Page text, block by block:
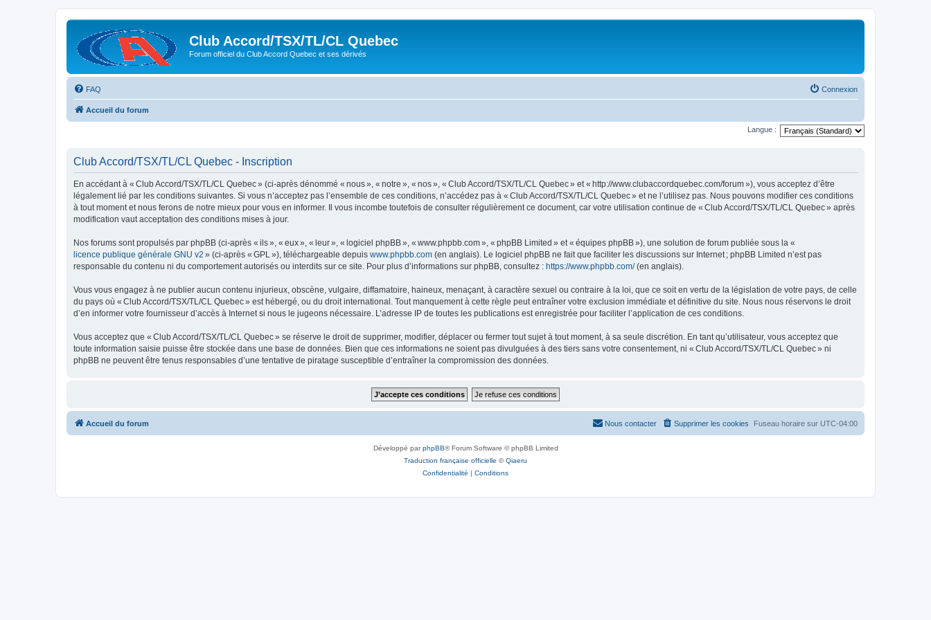
Club Accord/TSX/TL/CL Quebec
Forum officiel du Club Accord Quebec et ses dérivés
FAQ Connexion
Accueil du forum
Langue :
Club Accord/TSX/TL/CL Quebec - Inscription
En accédant à « Club Accord/TSX/TL/CL Quebec » (ci-après dénommé « nous », « notre », « nos », « Club Accord/TSX/TL/CL Quebec » et « http://www.clubaccordquebec.com/forum »), vous acceptez d’être
légalement lié par les conditions suivantes. Si vous n’acceptez pas l’ensemble de ces conditions, n’accédez pas à « Club Accord/TSX/TL/CL Quebec » et ne l’utilisez pas. Nous pouvons modifier ces conditions
à tout moment et nous ferons de notre mieux pour vous en informer. Il vous incombe toutefois de consulter régulièrement ce document, car votre utilisation continue de « Club Accord/TSX/TL/CL Quebec » après
modification vaut acceptation des conditions mises à jour.
Nos forums sont propulsés par phpBB (ci-après « ils », « eux », « leur », « logiciel phpBB », « www.phpbb.com », « phpBB Limited » et « équipes phpBB »), une solution de forum publiée sous la «
licence publique générale GNU v2 » (ci-après « GPL »), téléchargeable depuis www.phpbb.com (en anglais). Le logiciel phpBB ne fait que faciliter les discussions sur Internet ; phpBB Limited n’est pas
responsable du contenu ni du comportement autorisés ou interdits sur ce site. Pour plus d’informations sur phpBB, consultez : https://www.phpbb.com/(en anglais).
Vous vous engagez à ne publier aucun contenu injurieux, obscène, vulgaire, diffamatoire, haineux, menaçant, à caractère sexuel ou contraire à la loi, que ce soit en vertu de la législation de votre pays, de celle
du pays où « Club Accord/TSX/TL/CL Quebec » est hébergé, ou du droit international. Tout manquement à cette règle peut entraîner votre exclusion immédiate et définitive du site. Nous nous réservons le droit
d’en informer votre fournisseur d’accès à Internet si nous le jugeons nécessaire. L’adresse IP de toutes les publications est enregistrée pour faciliter l’application de ces conditions.
Vous acceptez que « Club Accord/TSX/TL/CL Quebec » se réserve le droit de supprimer, modifier, déplacer ou fermer tout sujet à tout moment, à sa seule discrétion. En tant qu’utilisateur, vous acceptez que
toute information saisie puisse être stockée dans une base de données. Bien que ces informations ne soient pas divulguées à des tiers sans votre consentement, ni « Club Accord/TSX/TL/CL Quebec » ni
phpBB ne peuvent être tenus responsables d’une tentative de piratage susceptible d’entraîner la compromission des données.
Accueil du forum Fuseau horaire sur UTC-04:00
Supprimer les cookies
Nous contacter
Développé parphpBB® Forum Software © phpBB Limited
Traduction française officielle ©Qiaeru
Confidentialité | Conditions